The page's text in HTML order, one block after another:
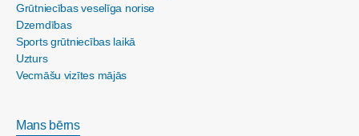
Grūtniecības veselīga norise
Dzemdības
Sports grūtniecības laikā
Uzturs
Vecmāšu vizītes mājās
Mans bērns